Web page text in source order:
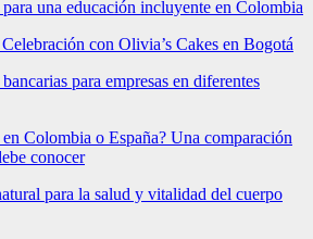
una educación incluyente en Colombia
con Olivia’s Cakes en Bogotá
para empresas en diferentes
en Colombia o España? Una comparación
conocer
para la salud y vitalidad del cuerpo